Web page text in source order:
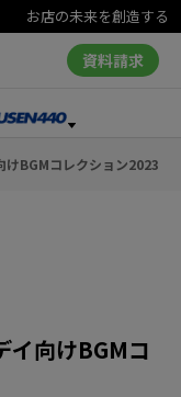
お店の未来を創造する
資料請求
けBGMコレクション2023
イ向けBGMコ